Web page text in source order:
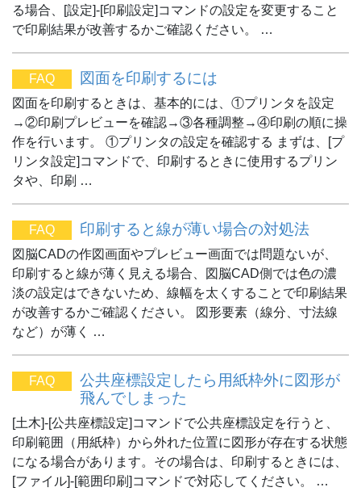
る場合、[設定]-[印刷設定]コマンドの設定を変更すること
で印刷結果が改善するかご確認ください。 …
FAQ 図面を印刷するには
図面を印刷するときは、基本的には、①プリンタを設定
→②印刷プレビューを確認→③各種調整→④印刷の順に操
作を行います。 ①プリンタの設定を確認する まずは、[プ
リンタ設定]コマンドで、印刷するときに使用するプリン
タや、印刷 …
FAQ 印刷すると線が薄い場合の対処法
図脳CADの作図画面やプレビュー画面では問題ないが、
印刷すると線が薄く見える場合、図脳CAD側では色の濃
淡の設定はできないため、線幅を太くすることで印刷結果
が改善するかご確認ください。 図形要素（線分、寸法線
など）が薄く …
FAQ
公共座標設定したら用紙枠外に図形が
飛んでしまった
[土木]-[公共座標設定]コマンドで公共座標設定を行うと、
印刷範囲（用紙枠）から外れた位置に図形が存在する状態
になる場合があります。その場合は、印刷するときには、
[ファイル]-[範囲印刷]コマンドで対応してください。 …